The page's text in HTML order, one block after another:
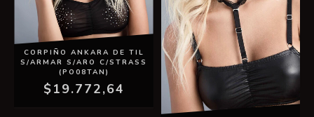
CORPIÑO ANKARA DE TIL
S/ARMAR S/ARO C/STRASS
(PO08TAN)
$19.772,64